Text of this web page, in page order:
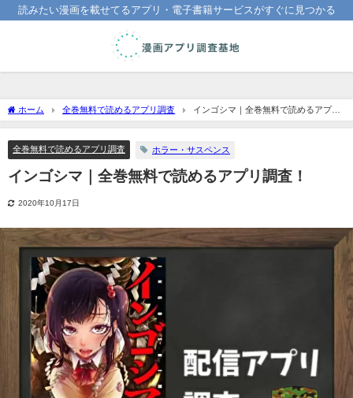
読みたい漫画を載せてるアプリ・電子書籍サービスがすぐに見つかる
ホーム 全巻無料で読めるアプリ調査
インゴシマ｜全巻無料で読めるアプリ
調査！
全巻無料で読めるアプリ調査 ホラー・サスペンス
インゴシマ｜全巻無料で読めるアプリ調査！
2020年10月17日